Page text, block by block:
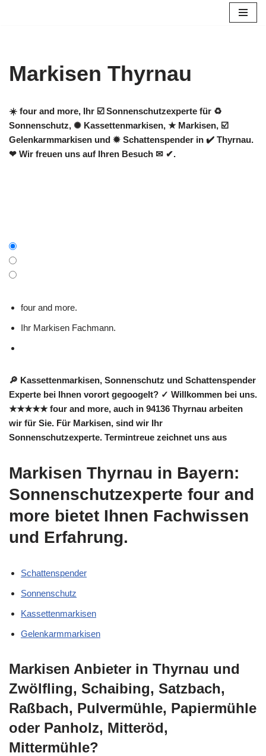
Markisen Thyrnau
☀️ four and more, Ihr ☑️ Sonnenschutzexperte für ♻
Sonnenschutz, ✺ Kassettenmarkisen, ★ Markisen, ☑️
Gelenkarmmarkisen und ✹ Schattenspender in ✔️ Thyrnau.
❤ Wir freuen uns auf Ihren Besuch ✉ ✔.
four and more.
Ihr Markisen Fachmann.
🔎 Kassettenmarkisen, Sonnenschutz und Schattenspender
Experte bei Ihnen vorort gegoogelt? ✓ Willkommen bei uns.
★★★★★ four and more, auch in 94136 Thyrnau arbeiten
wir für Sie. Für Markisen, sind wir Ihr
Sonnenschutzexperte. Termintreue zeichnet uns aus
Markisen Thyrnau in Bayern:
Sonnenschutzexperte four and
more bietet Ihnen Fachwissen
und Erfahrung.
Schattenspender
Sonnenschutz
Kassettenmarkisen
Gelenkarmmarkisen
Markisen Anbieter in Thyrnau und
Zwölfling, Schaibing, Satzbach,
Raßbach, Pulvermühle, Papiermühle
oder Panholz, Mitteröd,
Mittermühle?